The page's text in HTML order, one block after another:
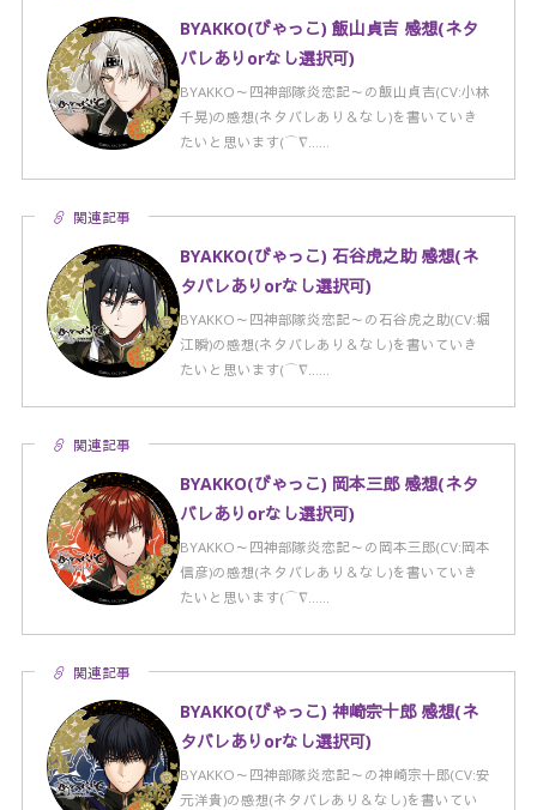
BYAKKO(びゃっこ) 飯山貞吉 感想(ネタ
バレありorなし選択可)
BYAKKO～四神部隊炎恋記～の飯山貞吉(CV:小林
千晃)の感想(ネタバレあり＆なし)を書いていき
たいと思います(⌒∇……
関連記事
BYAKKO(びゃっこ) 石谷虎之助 感想(ネ
タバレありorなし選択可)
BYAKKO～四神部隊炎恋記～の石谷虎之助(CV:堀
江瞬)の感想(ネタバレあり＆なし)を書いていき
たいと思います(⌒∇……
関連記事
BYAKKO(びゃっこ) 岡本三郎 感想(ネタ
バレありorなし選択可)
BYAKKO～四神部隊炎恋記～の岡本三郎(CV:岡本
信彦)の感想(ネタバレあり＆なし)を書いていき
たいと思います(⌒∇……
関連記事
BYAKKO(びゃっこ) 神崎宗十郎 感想(ネ
タバレありorなし選択可)
BYAKKO～四神部隊炎恋記～の神崎宗十郎(CV:安
元洋貴)の感想(ネタバレあり＆なし)を書いてい